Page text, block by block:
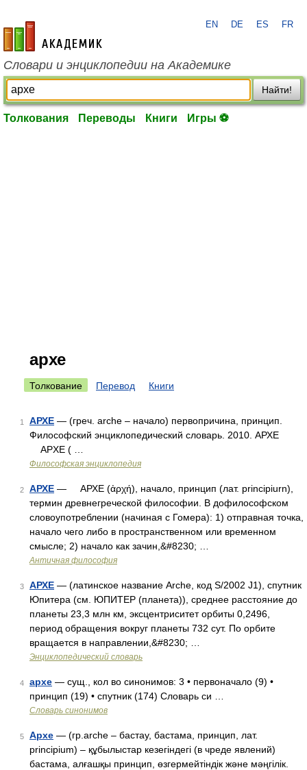
academic.ru
EN DE ES FR
Словари и энциклопедии на Академике
Найти!
Толкования Переводы Книги Игры ⚽
архе
Толкование Перевод Книги
1 АРХЕ — (греч. arche – начало) первопричина, принцип.
Философский энциклопедический словарь. 2010. АРХЕ
ΑΡΧΕ ( …
Философская энциклопедия
2 АРХЕ — АРХЕ (ἀρχή), начало, принцип (лат. principiurn),
термин древнегреческой философии. В дофилософском
словоупотреблении (начиная с Гомера): 1) отправная точка,
начало чего либо в пространственном или временном
смысле; 2) начало как зачин,&#8230; …
Античная философия
3 АРХЕ — (латинское название Arche, код S/2002 J1), спутник
Юпитера (см. ЮПИТЕР (планета)), среднее расстояние до
планеты 23,3 млн км, эксцентриситет орбиты 0,2496,
период обращения вокруг планеты 732 сут. По орбите
вращается в направлении,&#8230; …
Энциклопедический словарь
4 архе — сущ., кол во синонимов: 3 • первоначало (9) •
принцип (19) • спутник (174) Словарь си …
Словарь синонимов
5 Архе — (гр.arche – бастау, бастама, принцип, лат.
principium) – құбылыстар кезегіндегі (в чреде явлений)
бастама, алғашқы принцип, өзгермейтіндік және мәңгілік.